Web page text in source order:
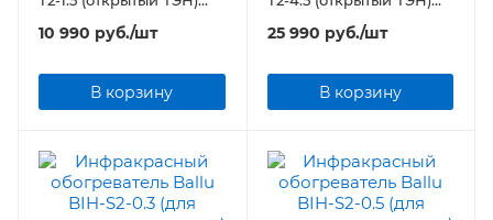
10 990 руб./шт
В корзину
25 990 руб./шт
В корзину